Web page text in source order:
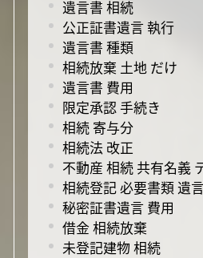
遺言書 相続
公正証書遺言 執行
遺言書 種類
相続放棄 土地 だけ
遺言書 費用
限定承認 手続き
相続 寄与分
相続法 改正
不動産 相続 共有名義
相続登記 必要書類 遺
秘密証書遺言 費用
借金 相続放棄
未登記建物 相続